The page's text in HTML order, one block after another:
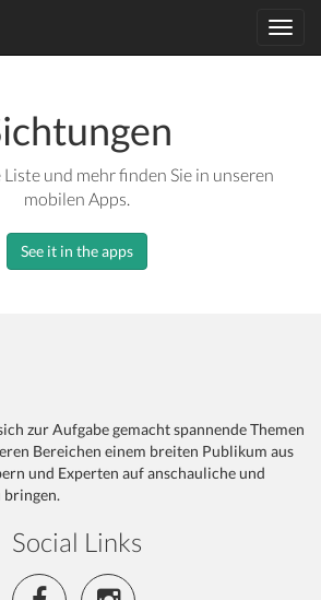
und mehr finden Sie in unseren
mobilen Apps.
See it in the apps
zur Aufgabe gemacht spannende Themen
Bereichen einem breiten Publikum aus
und Experten auf anschauliche und
Social Links